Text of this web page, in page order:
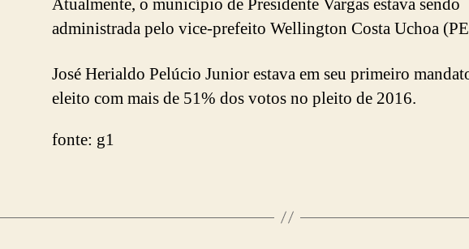
administrada pelo vice-prefeito Wellington Costa Uchoa
José Herialdo Pelúcio Junior estava em seu primeiro
eleito com mais de 51% dos votos no pleito de 2016.
fonte: g1